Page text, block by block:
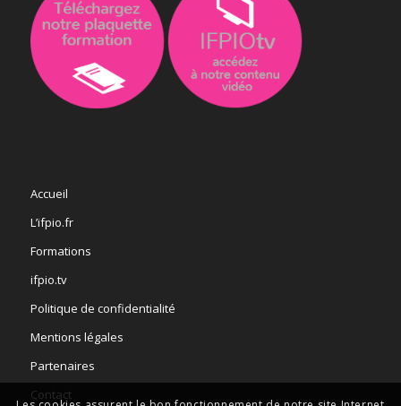
Accueil
L’ifpio.fr
Formations
ifpio.tv
Politique de confidentialité
Mentions légales
Partenaires
Contact